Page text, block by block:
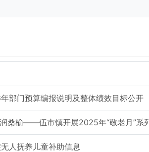
部门预算编报说明及整体绩效目标公开
桑榆——伍市镇开展2025年“敬老月”系
人抚养儿童补助信息